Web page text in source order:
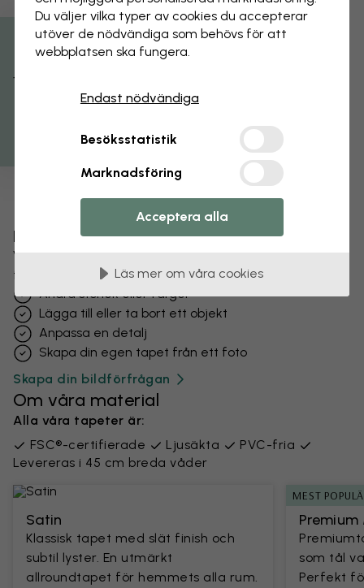
Förändra din tapet
Vårt designteam kan justera vilket motiv som helst
för att göra det unikt för dig.
Ändra storlek eller färger
Lägga till eller ta bort ett objekt
Anpassa en detalj
Skapa din egen tapet från ett foto
Skapa din bildförfrågan
Om våra material
Alla våra tapeter är:
FSC®-certifierade
Ljusäkta
PVC-fria
Levereras i 45 cm breda våder
Satin
Klassisk tapet med slät finish och
subtil lyster. En utmärkt
allroundtapet för hemmets alla rum.
MEST
som tål
Perfekt
Få 15% rabatt
Du väljer vilka typer av cookies du accepterar
utöver de nödvändiga som behövs för att
webbplatsen ska fungera.
Endast nödvändiga
Besöksstatistik
Marknadsföring
Acceptera alla
Läs mer om våra cookies